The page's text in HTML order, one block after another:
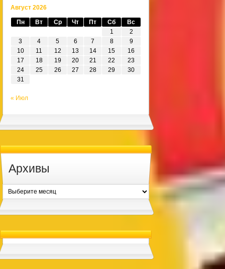
Август 2026
Пн Вт Ср Чт Пт Сб
Вс
1
2
3
4 5 6 7 8
9
10
11 12 13 14 15
16
17
18 19 20 21 22
23
24
25 26 27 28 29
30
31
« Июл
Архивы
Архивы